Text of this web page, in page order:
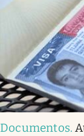
Lifestyle
USA
Documentos.